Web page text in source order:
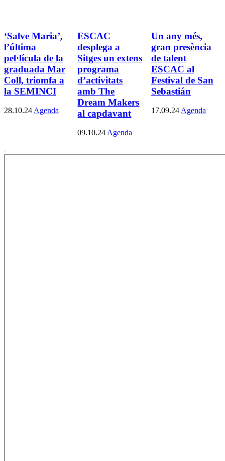
‘Salve Maria’,
l’última
pel·lícula de la
graduada Mar
Coll, triomfa a
la SEMINCI
28.10.24 Agenda
ESCAC
desplega a
Sitges un extens
programa
d’activitats
amb The
Dream Makers
al capdavant
09.10.24 Agenda
Un any més,
gran presència
de talent
ESCAC al
Festival de San
Sebastián
17.09.24 Agenda